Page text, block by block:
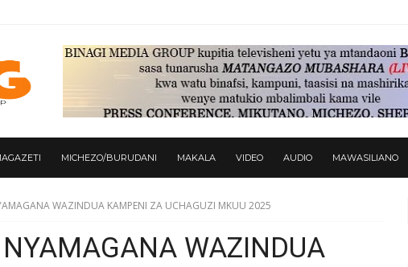
MICHEZO/BURUDANI MAKALA VIDEO AUDIO MAWASILIANO
WAZINDUA KAMPENI ZA UCHAGUZI MKUU 2025
WAZINDUA